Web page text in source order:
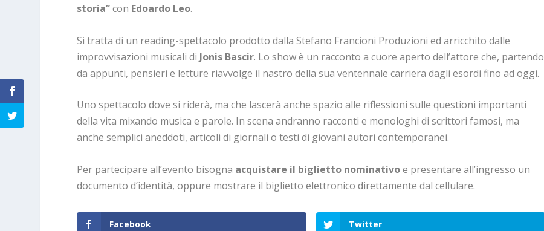
storia”con Edoardo Leo.
Si tratta di un reading-spettacolo prodotto dalla Stefano Francioni Produzioni ed arricchito dalle
improvvisazioni musicali di Jonis Bascir. Lo show è un racconto a cuore aperto dell’attore che, partendo
da appunti, pensieri e letture riavvolge il nastro della sua ventennale carriera dagli esordi fino ad oggi.
Uno spettacolo dove si riderà, ma che lascerà anche spazio alle riflessioni sulle questioni importanti
della vita mixando musica e parole. In scena andranno racconti e monologhi di scrittori famosi, ma
anche semplici aneddoti, articoli di giornali o testi di giovani autori contemporanei.
Per partecipare all’evento bisogna acquistare il biglietto nominativoe presentare all’ingresso un
documento d’identità, oppure mostrare il biglietto elettronico direttamente dal cellulare.
Facebook Twitter